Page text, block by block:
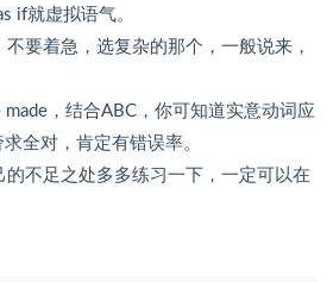
if就虚拟语气。
要着急，选复杂的那个，一般说来，
，结合ABC，你可知道实意动词应
全对，肯定有错误率。
不足之处多多练习一下，一定可以在